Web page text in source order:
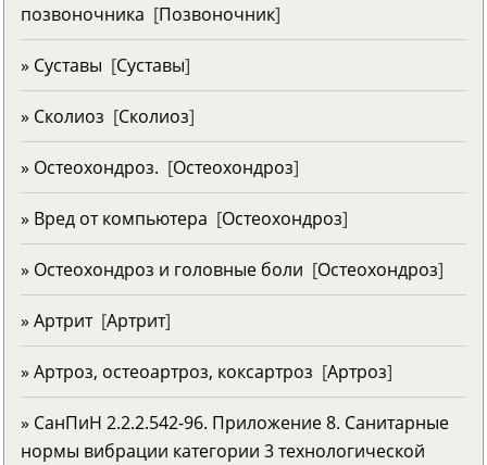
позвоночника [Позвоночник]
» Суставы [Суставы]
» Сколиоз [Сколиоз]
» Остеохондроз. [Остеохондроз]
» Вред от компьютера [Остеохондроз]
» Остеохондроз и головные боли [Остеохондроз]
» Артрит[Артрит]
» Артроз, остеоартроз, коксартроз [Артроз]
» СанПиН 2.2.2.542-96. Приложение 8. Санитарные
нормы вибрации категории 3 технологической